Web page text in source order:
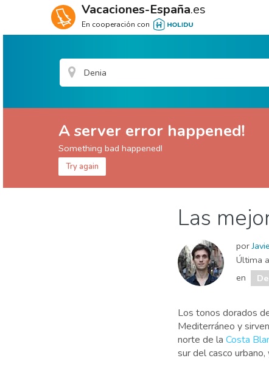
Vacaciones-España.es
En cooperación con
A server error happened!
Something bad happened!
Try again
Naturaleza & aire
Las
por
Última
en
Los tonos dorados
Mediterráneo y
norte de la Costa
sur del casco urbano,